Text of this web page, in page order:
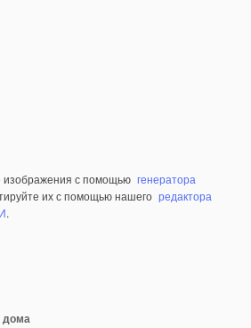
изображения с помощью генератора
их с помощью нашего редактора
.
дома